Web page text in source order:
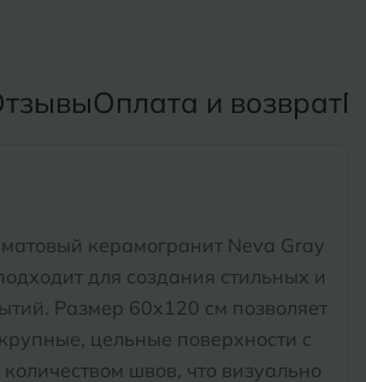
Оплата и возврат
керамогранит Neva Gray
для создания стильных и
Размер 60x120 см позволяет
цельные поверхности с
швов, что визуально
Темрюк
Тольятти
Томск